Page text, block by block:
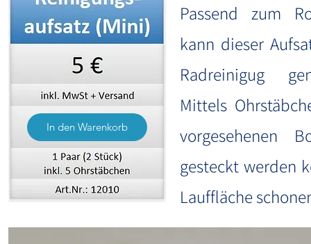
In den Warenkorb
Passend zum
kann dieser
Radreinigug
Mittels
vorgesehenen
gesteckt werden
Lauffläche